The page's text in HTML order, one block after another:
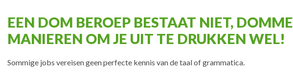
EEN DOM BEROEP BESTAAT NIET, DOMME
MANIEREN OM JE UIT TE DRUKKEN WEL!
Sommige jobs vereisen geen perfecte kennis van de taal of grammatica.